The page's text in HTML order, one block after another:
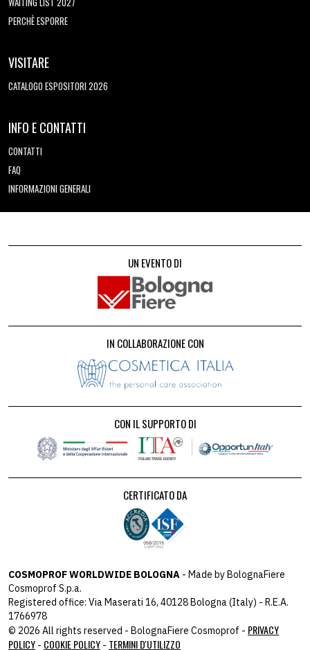
PERCHÈ ESPORRE
VISITARE
CATALOGO ESPOSITORI 2026
INFO E CONTATTI
CONTATTI
FAQ
INFORMAZIONI GENERALI
UN EVENTO DI
IN COLLABORAZIONE CON
CON IL SUPPORTO DI
CERTIFICATO DA
COSMOPROF WORLDWIDE BOLOGNA - Made by BolognaFiere
Cosmoprof S.p.a.
Registered office: Via Maserati 16, 40128 Bologna (Italy) - R.E.A.
1766978
© 2026 All rights reserved - BolognaFiere Cosmoprof - PRIVACY
POLICY - COOKIE POLICY - TERMINI D'UTILIZZO